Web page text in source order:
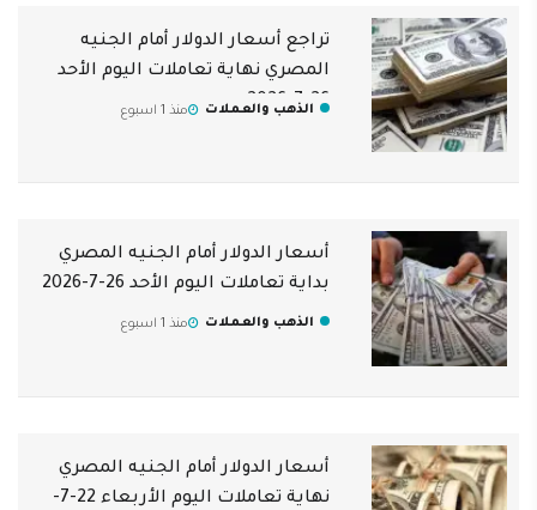
تراجع أسعار الدولار أمام الجنيه
المصري نهاية تعاملات اليوم الأحد
26-7-2026الذهب والعملات منذ 1 اسبوع
أسعار الدولار أمام الجنيه المصري
بداية تعاملات اليوم الأحد 26-7-2026
الذهب والعملات منذ 1 اسبوع
أسعار الدولار أمام الجنيه المصري
نهاية تعاملات اليوم الأربعاء 22-7-